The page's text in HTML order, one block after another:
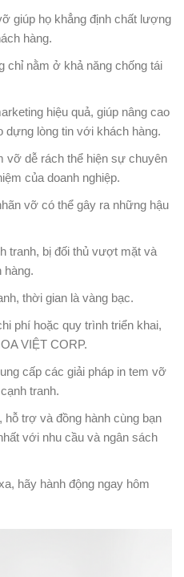
giúp họ khẳng định chất lượng
hàng.
chỉ nằm ở khả năng chống tái
hiệu quả, giúp nâng cao
dựng lòng tin với khách hàng.
vỡ dễ rách thể hiện sự chuyên
của doanh nghiệp.
vỡ có thể gây ra những hậu
tranh, bị đối thủ vượt mặt và
hàng.
thời gian là vàng bạc.
phí hoặc quy trình triển khai,
VIỆT CORP.
cấp các giải pháp in tem vỡ
tranh.
trợ và đồng hành cùng bạn
với nhu cầu và ngân sách
hãy hành động ngay hôm